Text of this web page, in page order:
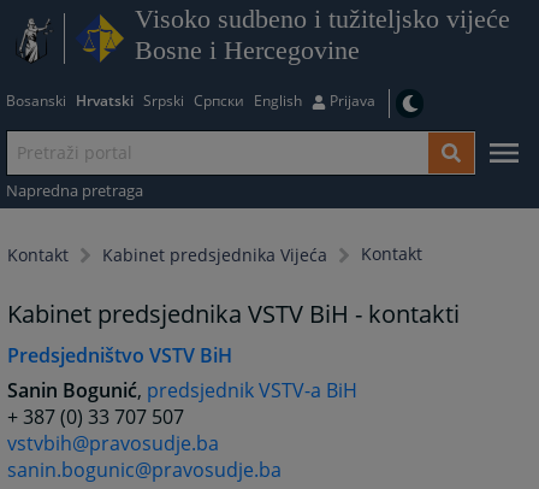
Visoko sudbeno i tužiteljsko vijeće
Bosne i Hercegovine
Bosanski Hrvatski Srpski Српски English Prijava
Napredna pretraga
Kontakt Kabinet predsjednika Vijeća Kontakt
Kabinet predsjednika VSTV BiH - kontakti
Predsjedništvo VSTV BiH
Sanin Bogunić, predsjednik VSTV-a BiH
+ 387 (0) 33 707 507
vstvbih@pravosudje.ba
sanin.bogunic@pravosudje.ba